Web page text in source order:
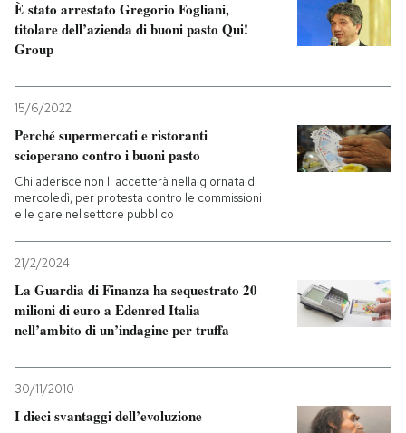
È stato arrestato Gregorio Fogliani,
titolare dell’azienda di buoni pasto Qui!
Group
15/6/2022
Perché supermercati e ristoranti
scioperano contro i buoni pasto
Chi aderisce non li accetterà nella giornata di
mercoledì, per protesta contro le commissioni
e le gare nel settore pubblico
21/2/2024
La Guardia di Finanza ha sequestrato 20
milioni di euro a Edenred Italia
nell’ambito di un’indagine per truffa
30/11/2010
I dieci svantaggi dell’evoluzione